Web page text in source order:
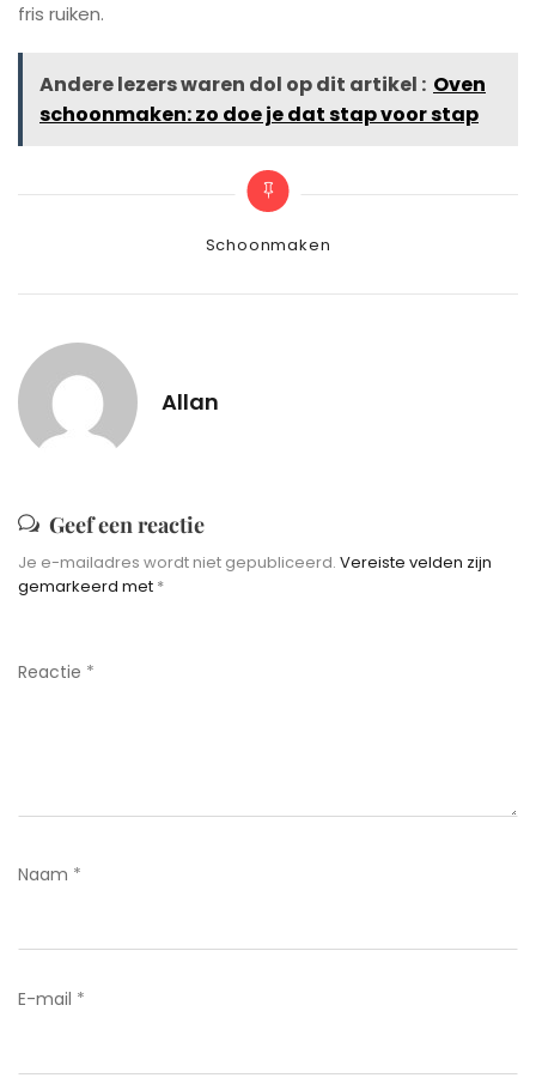
fris ruiken.
Andere lezers waren dol op dit artikel : Oven
schoonmaken: zo doe je dat stap voor stap
Categories
Schoonmaken
Allan
Geef een reactie
Je e-mailadres wordt niet gepubliceerd. Vereiste velden zijn
gemarkeerd met *
Reactie *
Naam *
E-mail *